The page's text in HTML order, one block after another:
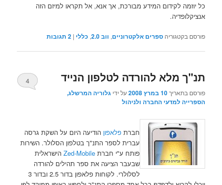
כל יוזמה לקידום המידע מבורכת, אך אנא, אל תקראו למיזם הזה
אנציקלופדיה.
פורסם בקטגוריה ספרים אלקטרוניים, ווב 2.0 , כללי |
2 תגובות
תנ"ך מלא להורדה לטלפון הנייד
פורסם בתאריך10 במרץ 2008 על ידי גלוריה המרשלג,
הספרייה למדעי החברה ולניהול
4
חברתפלאפון הודיעה היום על השקת גרסה
עברית לספר התנ"ך בטלפון הסלולר. השירות
פותח ע"י חברתZed-Mobile הישראלית
שבעבר הציעה את ספר תהילים להורדה
לסלולרי. לקוחות פלאפון בדור 2.5 ובדור 3